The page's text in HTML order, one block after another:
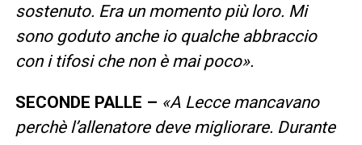
sostenuto. Era un momento più loro. Mi
sono goduto anche io qualche abbraccio
con i tifosi che non è mai poco».
SECONDE PALLE – «A Lecce mancavano
perchè l’allenatore deve migliorare. Durante